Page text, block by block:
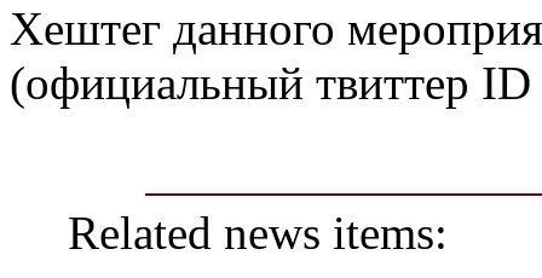
Хештег данного
(официальный твиттер
Related news items: